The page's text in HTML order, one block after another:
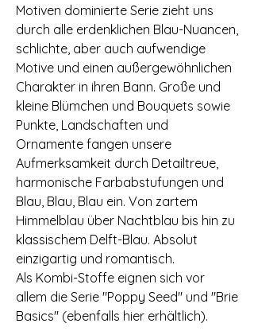
Motiven dominierte Serie zieht uns
durch alle erdenklichen Blau-Nuancen,
schlichte, aber auch aufwendige
Motive und einen außergewöhnlichen
Charakter in ihren Bann. Große und
kleine Blümchen und Bouquets sowie
Punkte, Landschaften und
Ornamente fangen unsere
Aufmerksamkeit durch Detailtreue,
harmonische Farbabstufungen und
Blau, Blau, Blau ein. Von zartem
Himmelblau über Nachtblau bis hin zu
klassischem Delft-Blau. Absolut
einzigartig und romantisch.
Als Kombi-Stoffe eignen sich vor
allem die Serie "Poppy Seed" und "Brie
Basics" (ebenfalls hier erhältlich).